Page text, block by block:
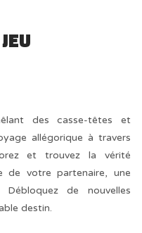
des casse-têtes et
allégorique à travers
et trouvez la vérité
de votre partenaire, une
de nouvelles
destin.